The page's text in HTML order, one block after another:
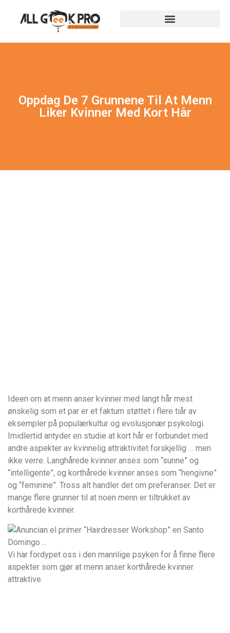
Oppdag De 7 Grunnene Til At Menn
Liker Kvinner Med Kort Hår
Ideen om at menn anser kvinner med langt hår mest
ønskelig som et par er et faktum støttet i flere tiår av
eksempler på populærkultur og evolusjonær psykologi.
Imidlertid antyder en studie at kort hår er forbundet med
andre aspekter av kvinnelig attraktivitet forskjellig … men
ikke verre. Langhårede kvinner anses som “sunne” og
“intelligente”, og korthårede kvinner anses som “hengivne”
og “feminine”. Tross alt handler det om preferanser. Det er
mange flere grunner til at noen menn er tiltrukket av
korthårede kvinner.
Vi har fordypet oss i den mannlige psyken for å finne flere
aspekter som gjør at menn anser korthårede kvinner
attraktive.